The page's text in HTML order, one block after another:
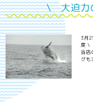
\ 大迫力
3月
度 \
当店
グも